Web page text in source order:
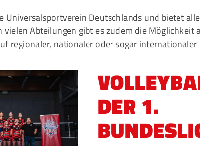
Universalsportverein Deutschlands und bietet
vielen Abteilungen gibt es zudem die Möglichkeit
regionaler, nationaler oder sogar internationaler
DER 1.
Eimsbütteler
+49 40 4017690
info@etv-